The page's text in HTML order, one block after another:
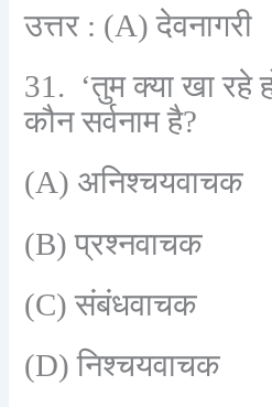
उत्तर : (A)देवनागरी
31. ‘तुम क्या खा रहे
कौन सर्वनाम है?
(A) अनिश्चयवाचक
(B)प्रश्नवाचक
(C)संबंधवाचक
(D)निश्चयवाचक